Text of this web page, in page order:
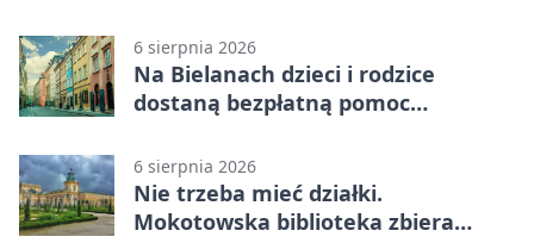
6 sierpnia 2026
Na Bielanach dzieci i rodzice
dostaną bezpłatną pomoc
6 sierpnia 2026
Nie trzeba mieć działki.
Mokotowska biblioteka zbiera